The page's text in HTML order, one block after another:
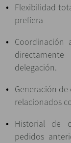
Flexibilidad
prefiera
Coordinación
delegación.
Generación
relacionados
Historial de
pedidos